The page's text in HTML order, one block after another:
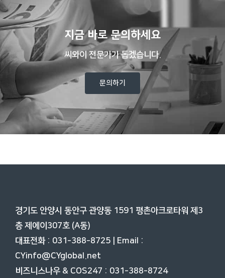
지금 바로 문의하세요
씨와이 전문가가 돕겠습니다.
문의하기
경기도 안양시 동안구 관양동 1591 평촌아크로타워 제3
층 제에이307호 (A동)
대표전화 : 031-388-8725 | Email :
CYinfo@CYglobal.net
비즈니스나우 & COS247 : 031-388-8724